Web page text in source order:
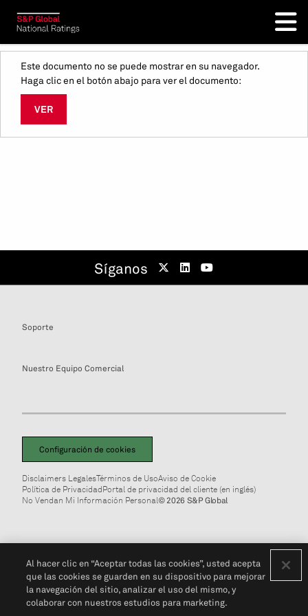
Este documento no se puede mostrar en su navegador.
Haga clic en el botón abajo para ver el documento:
VER
Síganos
Soporte
Nuestro Equipo Comercial
Configuración de cookies
Disclaimers LegalesTérminos de UsoAviso de Cookie
Política de PrivacidadPortal de privacidad del cliente (en inglés)
No Vendan Mi Información Personal© 2026 S&P Global
Al hacer clic en “Aceptar todas las cookies”, usted acepta
que las cookies se guarden en su dispositivo para mejorar
la navegación del sitio, analizar el uso del mismo, y
colaborar con nuestros estudios para marketing.